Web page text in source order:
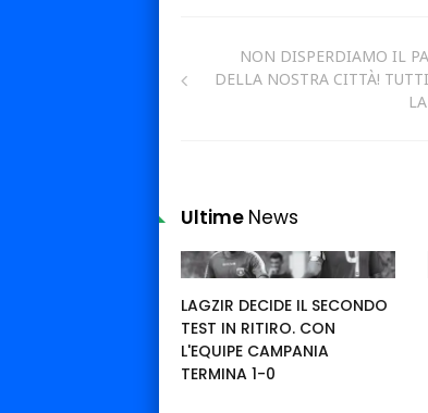
NON DISPERDIAMO IL
DELLA NOSTRA CITTÀ!
Ultime News
LAGZIR DECIDE IL SECONDO
TEST IN RITIRO. CON
L'EQUIPE CAMPANIA
TERMINA 1-0